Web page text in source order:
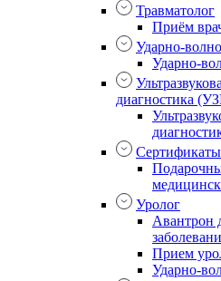
Травматолог
Приём
Ударно-
Ударно-
диагностика
Уролог
Авантрон
Прием
Ударно-